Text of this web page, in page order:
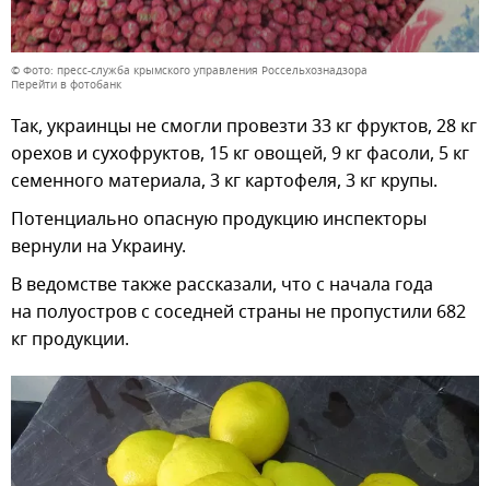
© Фото: пресс-служба крымского управления Россельхознадзора
Перейти в фотобанк
Так, украинцы не смогли провезти 33 кг фруктов, 28 кг
орехов и сухофруктов, 15 кг овощей, 9 кг фасоли, 5 кг
семенного материала, 3 кг картофеля, 3 кг крупы.
Потенциально опасную продукцию инспекторы
вернули на Украину.
В ведомстве также рассказали, что с начала года
на полуостров с соседней страны не пропустили 682
кг продукции.